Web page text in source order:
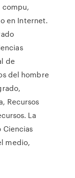
compu,
en Internet.
de
del hombre
Recursos
La
Ciencias
medio,